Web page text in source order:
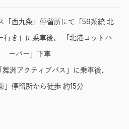
「西九条」停留所にて「59系統 北
行き」に乗車後、 「北港ヨットハ
ーバー」下車
舞洲アクティブバス」に乗車後、
」停留所から徒歩 約15分